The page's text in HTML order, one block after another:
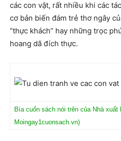
các con vật, rất nhiều khi các
cơ bản biến đám trẻ thơ ngây
“thực khách” hay những trọc
hoang dã đích thực.
Bìa cuốn sách nói trên của Nhà xuất
Moingay1cuonsach.vn)